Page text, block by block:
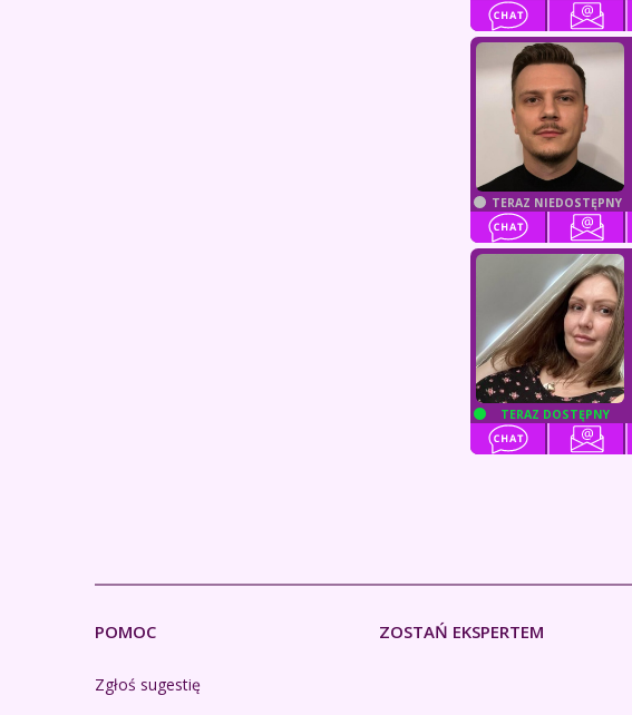
TERAZ NIEDOSTĘPNY
TERAZ DOSTĘPNY
POMOC
Zgłoś sugestię
ZOSTAŃ EKSPERTEM